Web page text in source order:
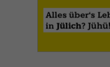
Essenzielle Cookies ermöglichen
einwandfreie Funktion der Website
Cookie-
Statistiken (1)